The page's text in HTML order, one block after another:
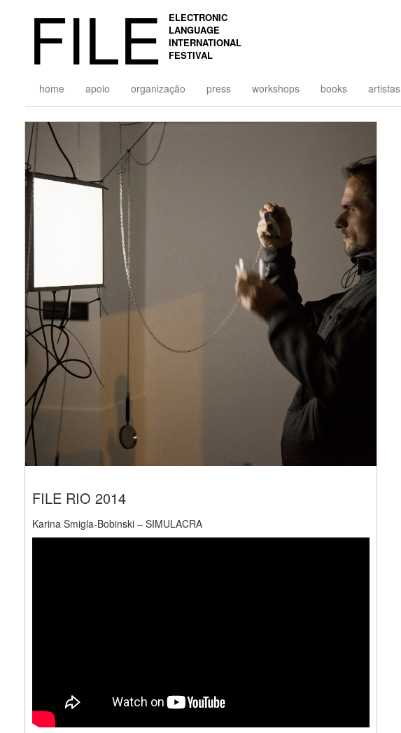
FILE
ELECTRONIC
LANGUAGE
INTERNATIONAL
FESTIVAL
home apoio organização press workshops books artistas
FILE RIO 2014
Karina Smigla-Bobinski – SIMULACRA